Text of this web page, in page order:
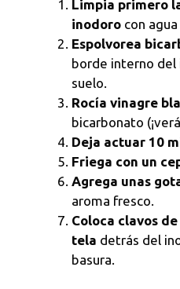
Limpia primero
inodoro con
Espolvorea
borde interno del
suelo.
Rocía vinagre
bicarbonato
Deja actuar 10
Friega con un
Agrega unas
aroma fresco.
Coloca clavos
tela detrás del
basura.